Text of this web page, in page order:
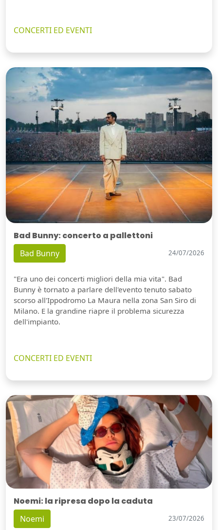
CONCERTI ED EVENTI
Bad Bunny: concerto a pallettoni
Bad Bunny 24/07/2026
"Era uno dei concerti migliori della mia vita". Bad
Bunny è tornato a parlare dell'evento tenuto sabato
scorso all'Ippodromo La Maura nella zona San Siro di
Milano. E la grandine riapre il problema sicurezza
dell'impianto.
CONCERTI ED EVENTI
Noemi: la ripresa dopo la caduta
Noemi 23/07/2026